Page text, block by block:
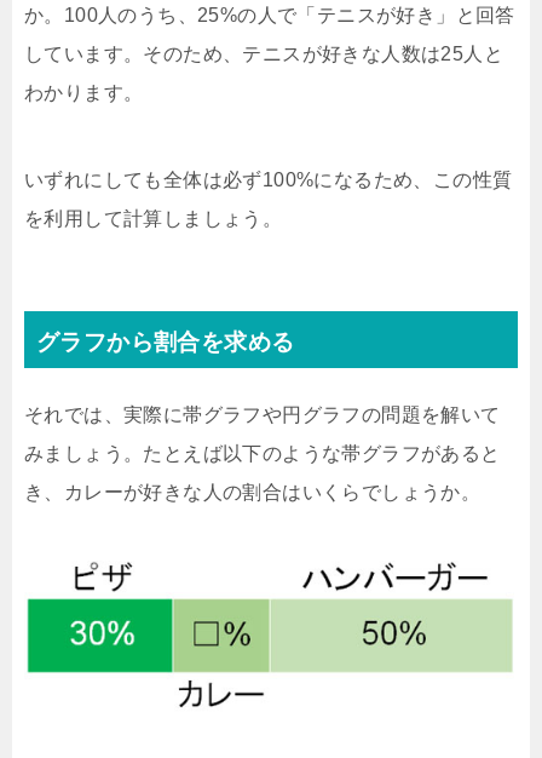
か。100人のうち、25%の人で「テニスが好き」と回答
しています。そのため、テニスが好きな人数は25人と
わかります。
いずれにしても全体は必ず100%になるため、この性質
を利用して計算しましょう。
グラフから割合を求める
それでは、実際に帯グラフや円グラフの問題を解いて
みましょう。たとえば以下のような帯グラフがあると
き、カレーが好きな人の割合はいくらでしょうか。